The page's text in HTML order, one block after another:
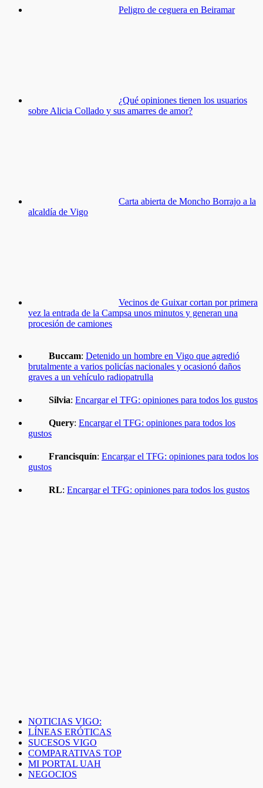
Peligro de ceguera en Beiramar
¿Qué opiniones tienen los usuarios
sobre Alicia Collado y sus amarres de amor?
Carta abierta de Moncho Borrajo a la
alcaldía de Vigo
Vecinos de Guixar cortan por primera
vez la entrada de la Campsa unos minutos y generan una
procesión de camiones
Buccam: Detenido un hombre en Vigo que agredió
brutalmente a varios policías nacionales y ocasionó daños
graves a un vehículo radiopatrulla
Silvia: Encargar el TFG: opiniones para todos los gustos
Query: Encargar el TFG: opiniones para todos los
gustos
Francisquín: Encargar el TFG: opiniones para todos los
gustos
RL: Encargar el TFG: opiniones para todos los gustos
NOTICIAS VIGO:
LÍNEAS ERÓTICAS
SUCESOS VIGO
COMPARATIVAS TOP
MI PORTAL UAH
NEGOCIOS